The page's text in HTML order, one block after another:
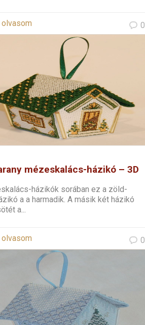
0
mézeskalács-házikó – 3D
házikók sorában ez a zöld-
a a harmadik. A másik két házikó
a...
0